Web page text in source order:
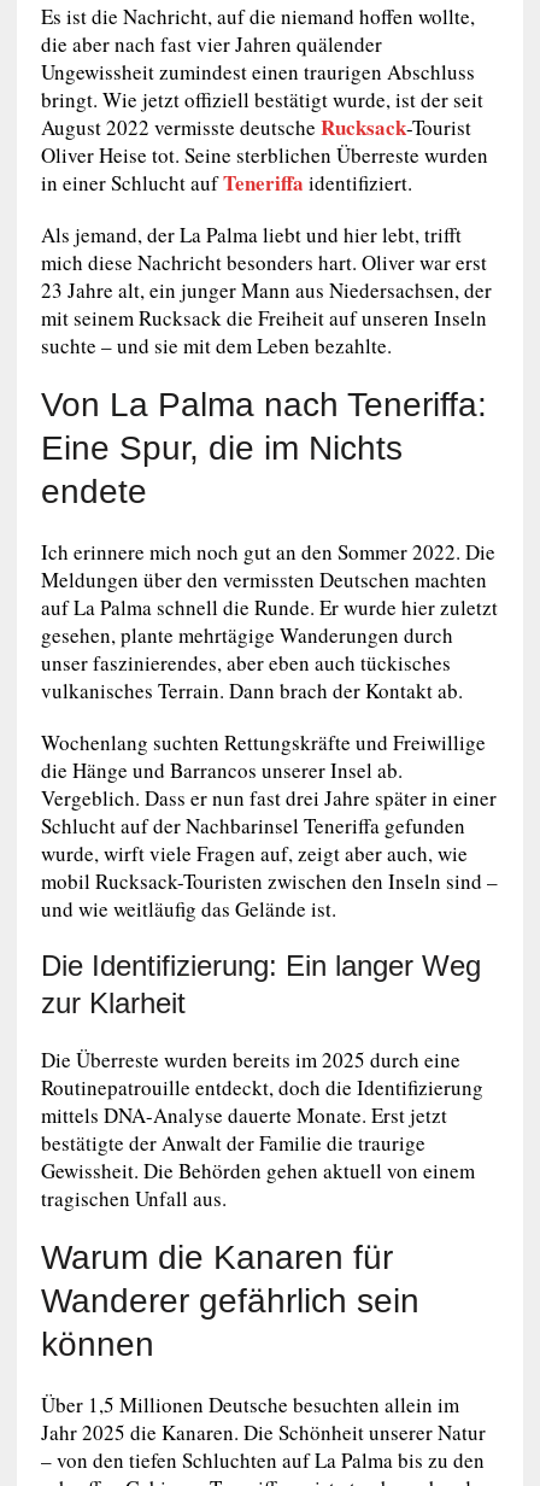
Es ist die Nachricht, auf die niemand hoffen wollte,
die aber nach fast vier Jahren quälender
Ungewissheit zumindest einen traurigen Abschluss
bringt. Wie jetzt offiziell bestätigt wurde, ist der seit
August 2022 vermisste deutsche Rucksack-Tourist
Oliver Heise tot. Seine sterblichen Überreste wurden
in einer Schlucht aufTeneriffa identifiziert.
Als jemand, der La Palma liebt und hier lebt, trifft
mich diese Nachricht besonders hart. Oliver war erst
23 Jahre alt, ein junger Mann aus Niedersachsen, der
mit seinem Rucksack die Freiheit auf unseren Inseln
suchte – und sie mit dem Leben bezahlte.
Von La Palma nach Teneriffa:
Eine Spur, die im Nichts
endete
Ich erinnere mich noch gut an den Sommer 2022. Die
Meldungen über den vermissten Deutschen machten
auf La Palma schnell die Runde. Er wurde hier zuletzt
gesehen, plante mehrtägige Wanderungen durch
unser faszinierendes, aber eben auch tückisches
vulkanisches Terrain. Dann brach der Kontakt ab.
Wochenlang suchten Rettungskräfte und Freiwillige
die Hänge und Barrancos unserer Insel ab.
Vergeblich. Dass er nun fast drei Jahre später in einer
Schlucht auf der Nachbarinsel Teneriffa gefunden
wurde, wirft viele Fragen auf, zeigt aber auch, wie
mobil Rucksack-Touristen zwischen den Inseln sind –
und wie weitläufig das Gelände ist.
Die Identifizierung: Ein langer Weg
zur Klarheit
Die Überreste wurden bereits im 2025 durch eine
Routinepatrouille entdeckt, doch die Identifizierung
mittels DNA-Analyse dauerte Monate. Erst jetzt
bestätigte der Anwalt der Familie die traurige
Gewissheit. Die Behörden gehen aktuell von einem
tragischen Unfall aus.
Warum die Kanaren für
Wanderer gefährlich sein
können
Über 1,5 Millionen Deutsche besuchten allein im
Jahr 2025 die Kanaren. Die Schönheit unserer Natur
– von den tiefen Schluchten auf La Palma bis zu den